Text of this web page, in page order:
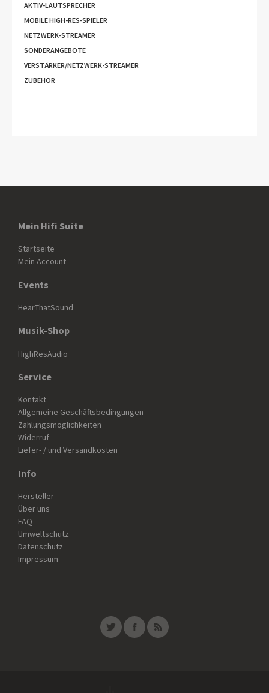
AKTIV-LAUTSPRECHER
MOBILE HIGH-RES-SPIELER
NETZWERK-STREAMER
SONDERANGEBOTE
VERSTÄRKER/NETZWERK-STREAMER
ZUBEHÖR
Mein Hifi Suite
Startseite
Mein Account
Events
HearThatSound
Musik-Shop
HighResAudio
Service
Kontakt
Allgemeine Geschäftsbedingungen
Zahlungsmöglichkeiten
Widerruf
Liefer- / und Versandkosten
Info
Hersteller
Über uns
FAQ
Umweltschutz
Datenschutz
Impressum